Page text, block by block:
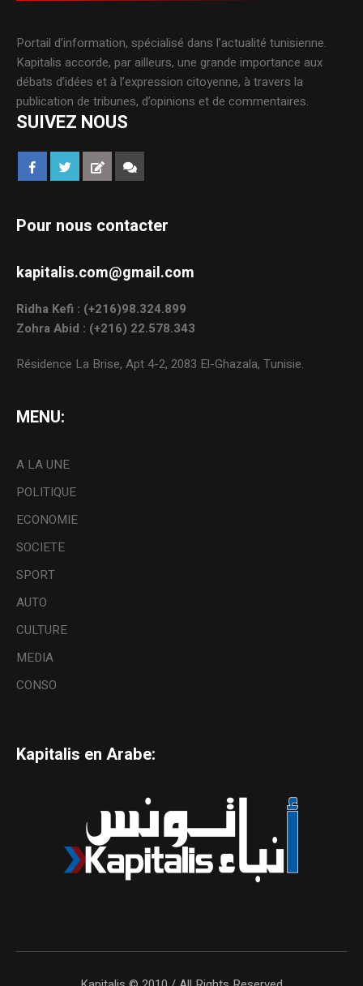
Portail d’information, spécialisé dans l’actualité tunisienne.
Kapitalis accorde, par ailleurs, une grande importance aux
débats d’idées et à l’expression citoyenne, à travers la
publication de tribunes, d’opinions et de commentaires.
SUIVEZ NOUS
Pour nous contacter
kapitalis.com@gmail.com
Ridha Kefi : (+216)98.324.899
Zohra Abid : (+216) 22.578.343
Résidence La Brise, Apt 4-2, 2083 El-Ghazala, Tunisie.
MENU:
A LA UNE
POLITIQUE
ECONOMIE
SOCIETE
SPORT
AUTO
CULTURE
MEDIA
CONSO
Kapitalis en Arabe: